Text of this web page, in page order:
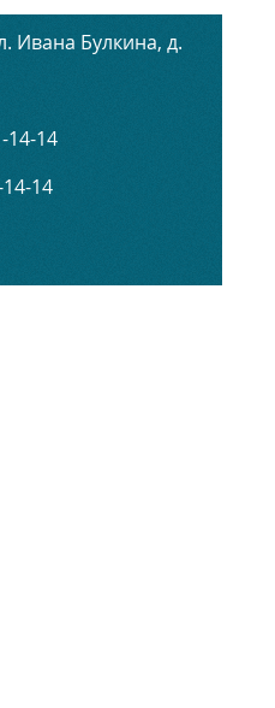
Ивана Булкина, д.
14-14
14